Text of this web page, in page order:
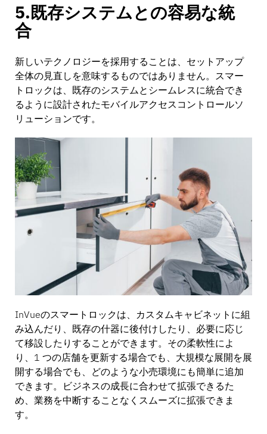
5.既存システムとの容易な統
合
新しいテクノロジーを採用することは、セットアップ
全体の見直しを意味するものではありません。スマー
トロックは、既存のシステムとシームレスに統合でき
るように設計されたモバイルアクセスコントロールソ
リューションです。
InVueのスマートロックは、カスタムキャビネットに組
み込んだり、既存の什器に後付けしたり、必要に応じ
て移設したりすることができます。その柔軟性によ
り、1 つの店舗を更新する場合でも、大規模な展開を展
開する場合でも、どのような小売環境にも簡単に追加
できます。ビジネスの成長に合わせて拡張できるた
め、業務を中断することなくスムーズに拡張できま
す。